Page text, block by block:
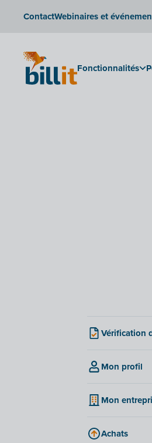
ContactWebinaires et
Fonctionnalités
Vérification
Mon profil
Mon
Onglet «
Achats